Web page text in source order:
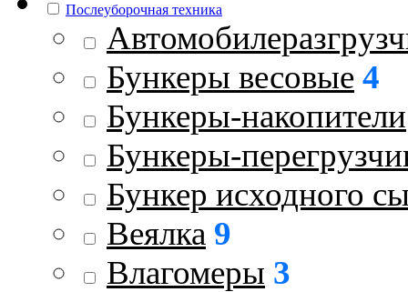
Послеуборочная техника
Бункеры весовые 4
Бункеры-накопители
Бункеры-
Бункер исходного
Веялка 9
Влагомеры 3